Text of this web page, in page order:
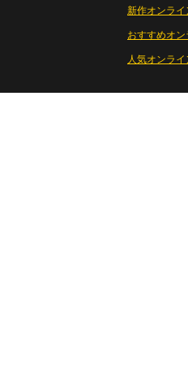
新作オンライ
おすすめオ
人気オンラ